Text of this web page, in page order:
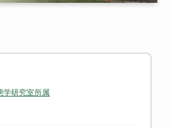
学研究室所属